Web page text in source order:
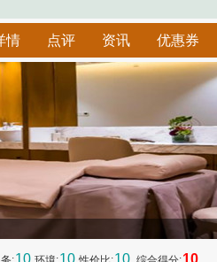
情 点评 资讯 优惠券
10 10 10 10